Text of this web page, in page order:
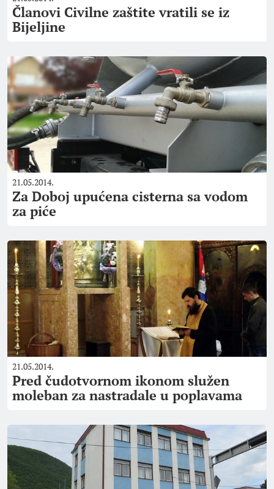
Članovi Civilne zaštite vratili se iz
Bijeljine
21.05.2014.
Za Doboj upućena cisterna sa vodom
za piće
21.05.2014.
Pred čudotvornom ikonom služen
moleban za nastradale u poplavama